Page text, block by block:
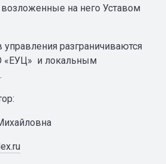
возложенные на него Уставом
разграничиваются
«ЕУЦ» и локальным